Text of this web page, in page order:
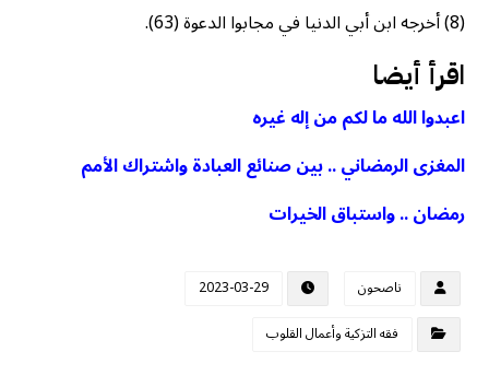
(8) أخرجه ابن أبي الدنيا في مجابوا الدعوة (63).
اقرأ أيضا
اعبدوا الله ما لكم من إله غيره
المغزى الرمضاني .. بين صنائع العبادة واشتراك الأمم
رمضان .. واستباق الخيرات
ناصحون
2023-03-29
فقه التزكية وأعمال القلوب